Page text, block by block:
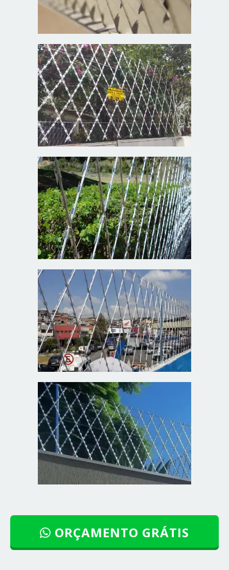
ORÇAMENTO GRÁTIS